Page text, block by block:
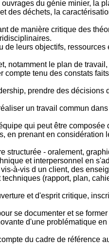
du génie minier, la
des déchets, la
de manière critique des
de leurs objectifs,
notamment le plan de
tenu des constats
prendre des
un travail commun
qui peut être
en prenant en considération
structurée - oralement,
et interpersonnel en
à-vis d un client, des
(rapport, plan,
et d'esprit critique,
se documenter et se
d'une problématique
du cadre de référence